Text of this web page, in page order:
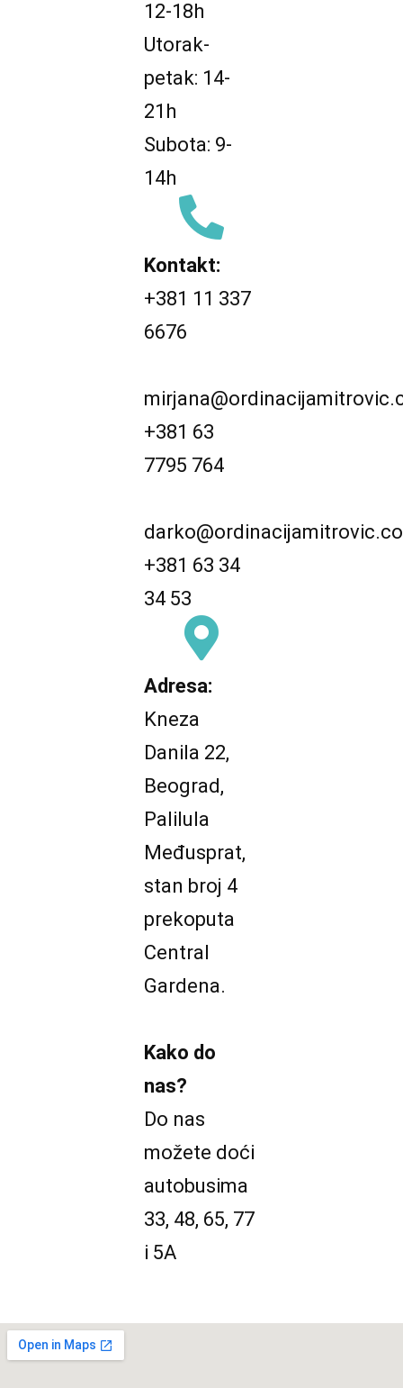
12-18h
Utorak-
petak: 14-
21h
Subota: 9-
14h
Kontakt:
+381 11 337
6676
+381 63
7795 764
+381 63 34
34 53
Adresa:
Kneza
Danila 22,
Beograd,
Palilula
Međusprat,
stan broj 4
prekoputa
Central
Gardena.
Kako do
nas?
Do nas
možete doći
autobusima
33, 48, 65, 77
i 5A